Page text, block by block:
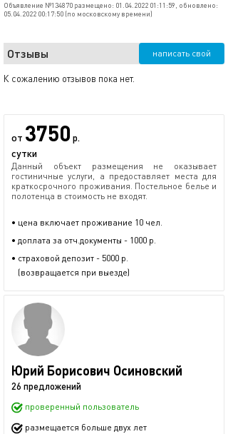
Объявление №134870 размещено: 01.04.2022 01:11:59, обновлено:
05.04.2022 00:17:50 (по московскому времени)
Отзывы написать свой
К сожалению отзывов пока нет.
от 3750 р.
сутки
Данный объект размещения не оказывает
гостиничные услуги, а предоставляет места для
краткосрочного проживания. Постельное белье и
полотенца в стоимость не входят.
• цена включает проживание 10 чел.
• доплата за отч.документы - 1000 р.
• страховой депозит - 5000 р.
(возвращается при выезде)
Юрий Борисович Осиновский
26 предложений
проверенный пользователь
размещается больше двух лет